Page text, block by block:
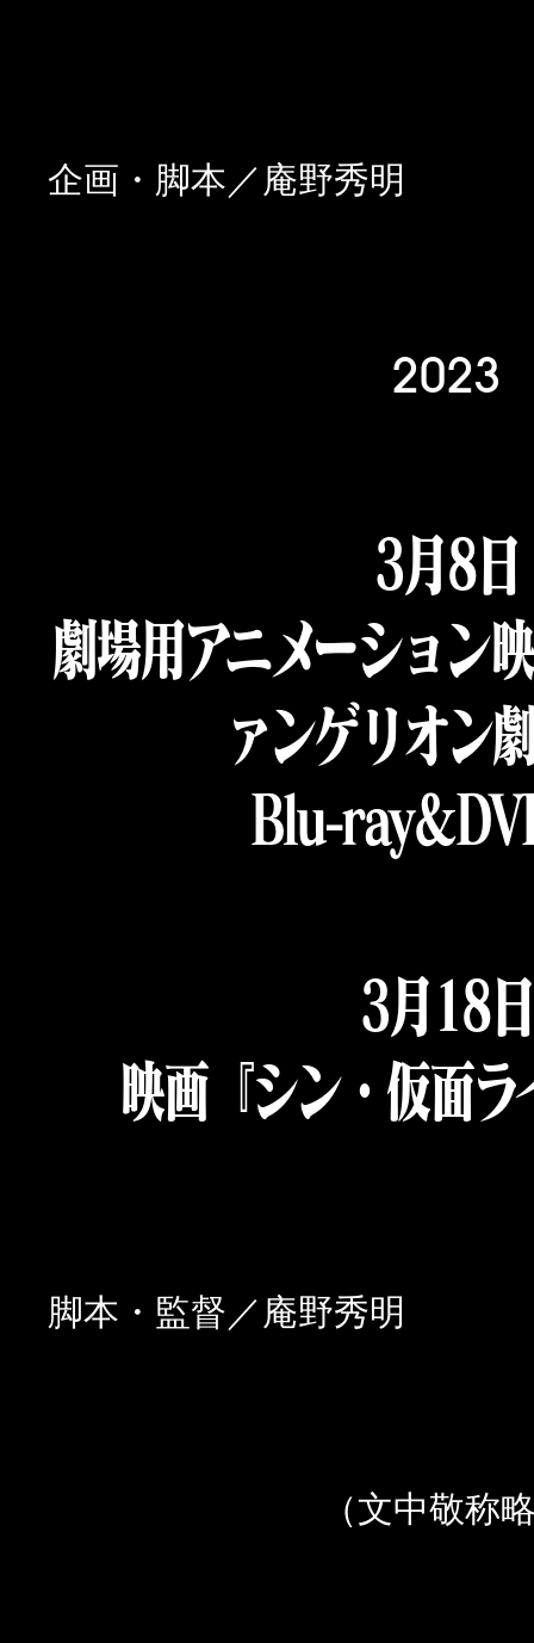
企画・脚本／庵野秀明
2023
3月8日
劇場用アニメーション
ァンゲリオン
Blu-ray＆
3月18日
映画『シン・仮面
脚本・監督／庵野秀明
（文中敬称